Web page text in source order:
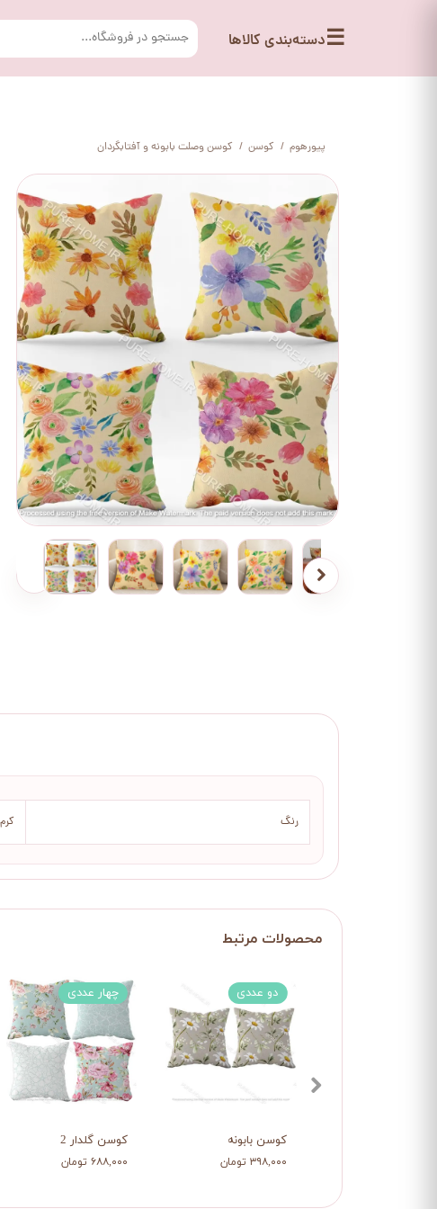
☰دسته‌بندی کالاها
پیورهوم کوسن کوسن وصلت بابونه و آفتابگردان
رنگ کرم
کوسن گلدار 2
۶۸۸,۰۰۰ تومان
چهار عددی
کوسن بابونه
۳۹۸,۰۰۰ تومان
دو عددی